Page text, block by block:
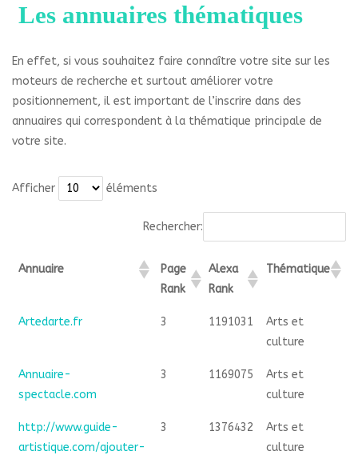
Les annuaires thématiques
En effet, si vous souhaitez faire connaître votre site sur les
moteurs de recherche et surtout améliorer votre
positionnement, il est important de l’inscrire dans des
annuaires qui correspondent à la thématique principale de
votre site.
Afficher éléments
Rechercher:
Annuaire
Page
Rank
Alexa
Rank
Thématique
Artedarte.fr 3 1191031
Arts et
culture
Annuaire-
spectacle.com
3 1169075
Arts et
culture
http://www.guide-
artistique.com/ajouter-
3 1376432
Arts et
culture